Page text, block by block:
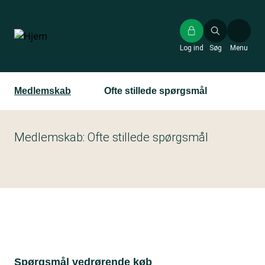
hovedindhold
Søg
Log ind Menu
Medlemskab Ofte stillede spørgsmål
Medlemskab: Ofte stillede spørgsmål
Spørgsmål vedrørende køb